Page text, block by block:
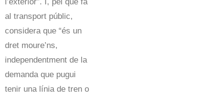
al transport públic,
considera que “és un
dret moure’ns,
independentment de la
demanda que pugui
tenir una línia de tren o